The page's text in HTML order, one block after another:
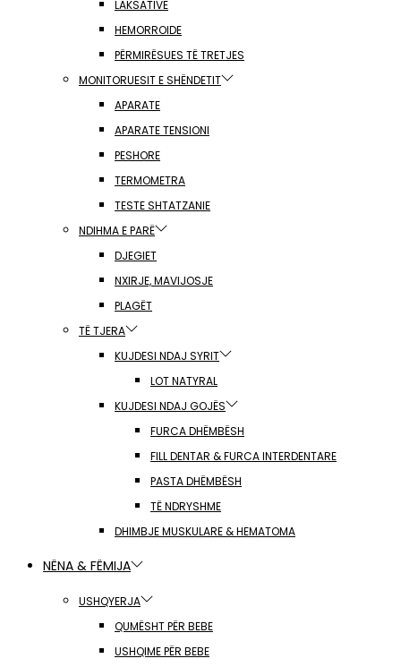
LAKSATIVË
HEMORROIDE
PËRMIRËSUES TË TRETJES
MONITORUESIT E SHËNDETIT
APARATE
APARATE TENSIONI
PESHORE
TERMOMETRA
TESTE SHTATZANIE
NDIHMA E PARË
DJEGIET
NXIRJE, MAVIJOSJE
PLAGËT
TË TJERA
KUJDESI NDAJ SYRIT
LOT NATYRAL
KUJDESI NDAJ GOJËS
FURCA DHËMBËSH
FILL DENTAR & FURCA INTERDENTARE
PASTA DHËMBËSH
TË NDRYSHME
DHIMBJE MUSKULARE & HEMATOMA
NËNA & FËMIJA
USHQYERJA
QUMËSHT PËR BEBE
USHQIME PËR BEBE